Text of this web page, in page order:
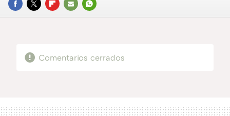
FACEBOOK
TWITTERFLIPBOARD
E-
WHATSAPP
Comentarios cerrados